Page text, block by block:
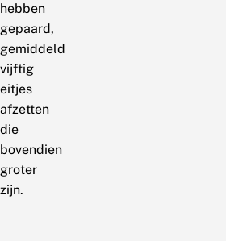
hebben
gepaard,
gemiddeld
vijftig
eitjes
afzetten
die
bovendien
groter
zijn.